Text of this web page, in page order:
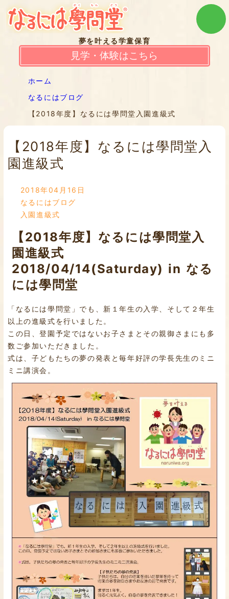
夢を叶える学童保育
見学・体験はこちら
ホーム
なるにはブログ
【2018年度】なるには學問堂入園進級式
【2018年度】なるには學問堂入
園進級式
2018年04月16日
なるにはブログ
入園進級式
【2018年度】なるには學問堂入
園進級式
2018/04/14(Saturday) in なる
には學問堂
「なるには學問堂」でも、新１年生の入学、そして２年生
以上の進級式を行いました。
この日、登園予定ではないお子さまとその親御さまにも多
数ご参加いただきました。
式は、子どもたちの夢の発表と毎年好評の学長先生のミニ
ミニ講演会。